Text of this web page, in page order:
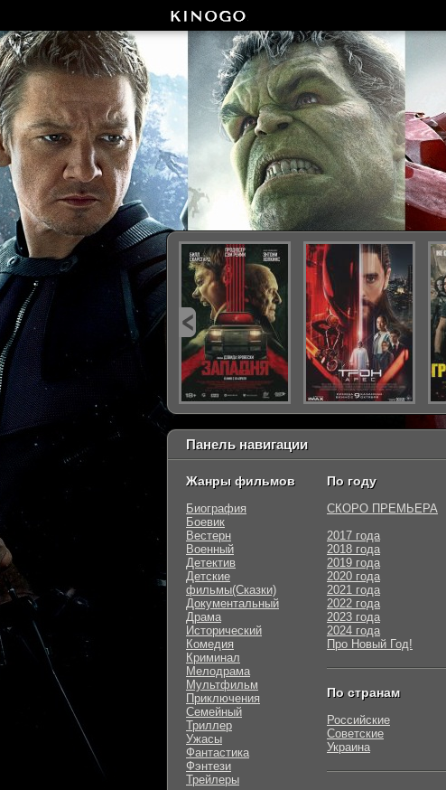
Панель навигации
Жанры фильмов
Биография
Боевик
Вестерн
Военный
Детектив
Детские
фильмы(Сказки)
Документальный
Драма
Исторический
Комедия
Криминал
Мелодрама
Мультфильм
Приключения
Семейный
Триллер
Ужасы
Фантастика
Фэнтези
Трейлеры
По году
СКОРО ПРЕМЬЕРА
2017 года
2018 года
2019 года
2020 года
2021 года
2022 года
2023 года
2024 года
Про Новый Год!
По странам
Российские
Советские
Украина